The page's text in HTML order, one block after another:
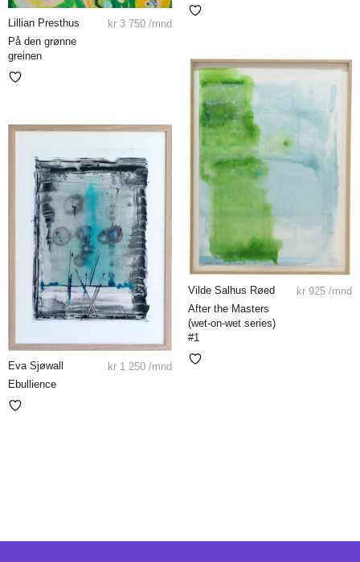
Lillian Presthus
På den grønne
greinen
kr 3 750 /mnd
Vilde Salhus Røed
After the Masters
(wet-on-wet series)
#1
kr 925 /mnd
Eva Sjøwall
Ebullience
kr 1 250 /mnd